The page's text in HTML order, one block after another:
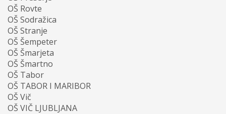
OŠ Rovte
OŠ Sodražica
OŠ Stranje
OŠ Šempeter
OŠ Šmarjeta
OŠ Šmartno
OŠ Tabor
OŠ TABOR I MARIBOR
OŠ Vič
OŠ VIČ LJUBLJANA